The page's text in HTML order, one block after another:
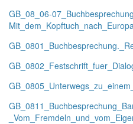
GB_08_06-